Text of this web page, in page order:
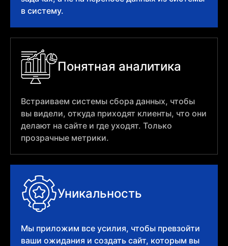
в систему.
Понятная аналитика
Встраиваем системы сбора данных, чтобы
вы видели, откуда приходят клиенты, что они
делают на сайте и где уходят. Только
прозрачные метрики.
Уникальность
Мы приложим все усилия, чтобы превзойти
ваши ожидания и создать сайт, которым вы